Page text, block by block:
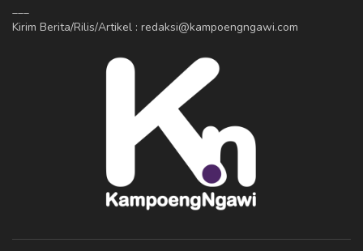
Kirim Berita/Rilis/Artikel : redaksi@kampoengngawi.com